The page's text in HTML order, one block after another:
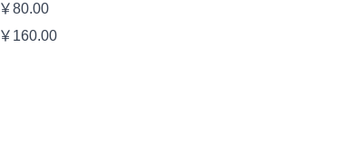
￥80.00
￥160.00